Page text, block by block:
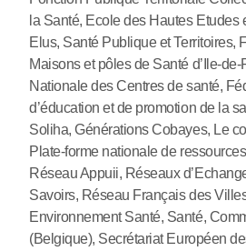
la Santé, Ecole des Hautes Etudes
Elus, Santé Publique et Territoires,
Maisons et pôles de Santé d’Ile-
Nationale des Centres de santé,
d’éducation et de promotion de la
Soliha, Générations Cobayes, Le
Plate-forme nationale de
Réseau Appuii, Réseaux
Savoirs, Réseau Français des
Environnement Santé, Santé,
(Belgique), Secrétariat Européen